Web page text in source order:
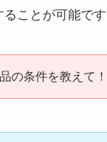
ことが可能です
の条件を教えて！